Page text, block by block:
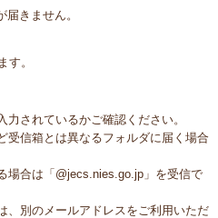
きません。
す。
されているかご確認ください。
信箱とは異なるフォルダに届く場合
合は「@jecs.nies.go.jp」を受信で
別のメールアドレスをご利用いただ